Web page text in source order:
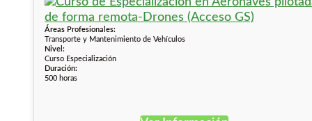
Áreas Profesionales:
Transporte y Mantenimiento de Vehículos
Nivel:
Curso Especialización
Duración:
500 horas